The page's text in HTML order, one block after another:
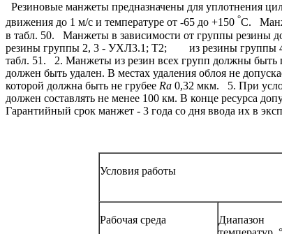
Резиновые манжеты предназначены для уплотнения
движения до 1 м/с и температуре от -65 до +150 °С.
в табл. 50. Манжеты в зависимости от группы резины
резины группы 2, 3 - УХЛ3.1; Т2; из резины группы
табл. 51. 2. Манжеты из резин всех групп должны быть
должен быть удален. В местах удаления облоя не
которой должна быть не грубее Ra 0,32 мкм. 5. При
должен составлять не менее 100 км. В конце ресурса
Гарантийный срок манжет - 3 года со дня ввода их в
Условия работы
Рабочая среда
Диапазон